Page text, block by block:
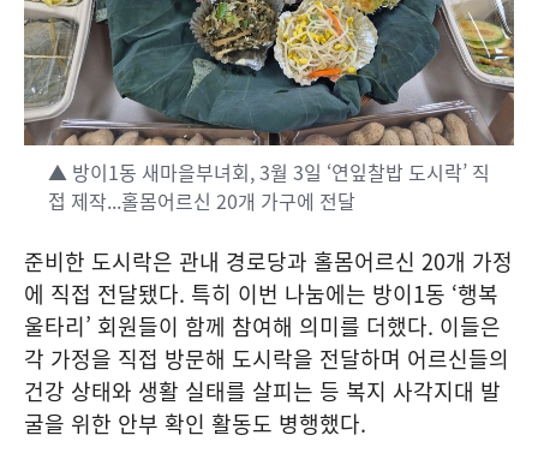
▲ 방이1동 새마을부녀회, 3월 3일 ‘연잎찰밥 도시락’ 직
접 제작...홀몸어르신 20개 가구에 전달
준비한 도시락은 관내 경로당과 홀몸어르신 20개 가정
에 직접 전달됐다. 특히 이번 나눔에는 방이1동 ‘행복
울타리’ 회원들이 함께 참여해 의미를 더했다. 이들은
각 가정을 직접 방문해 도시락을 전달하며 어르신들의
건강 상태와 생활 실태를 살피는 등 복지 사각지대 발
굴을 위한 안부 확인 활동도 병행했다.